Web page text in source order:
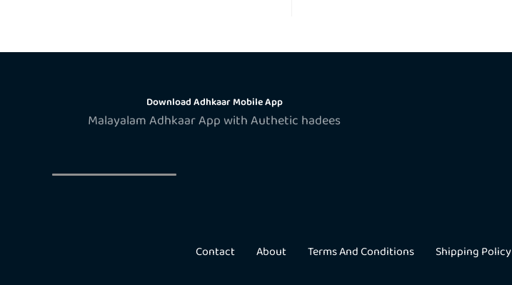
Download Adhkaar Mobile App
Malayalam Adhkaar App with Authetic hadees
Contact About Terms And Conditions Shipping Policy